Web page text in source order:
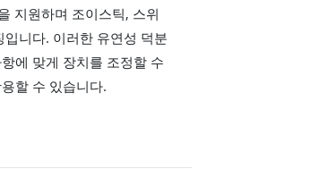
지원하며 조이스틱, 스위
니다. 이러한 유연성 덕분
에 맞게 장치를 조정할 수
할 수 있습니다.